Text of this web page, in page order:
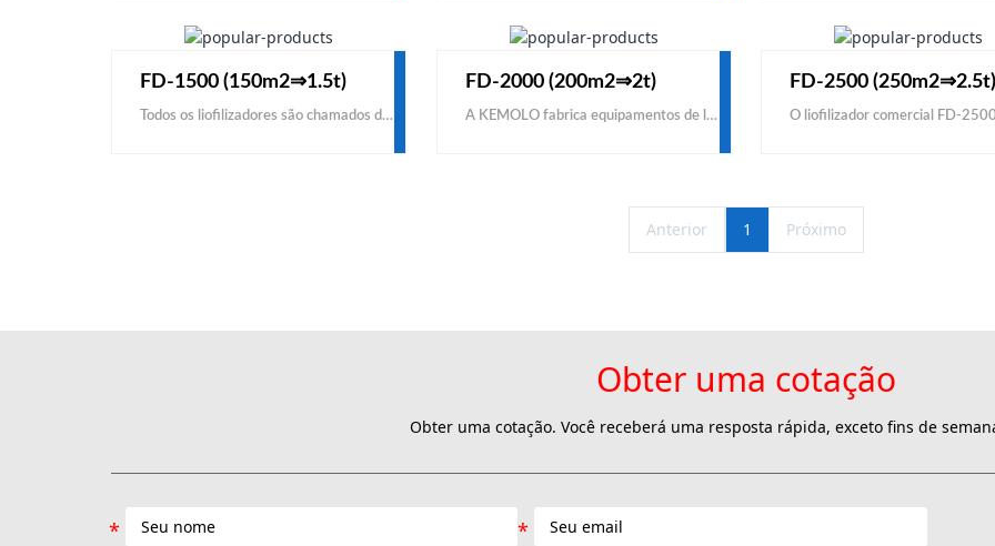
FD-1500 (150m2⇒1.5t)
Todos os liofilizadores são chamados de liofilizadores a vácuo. O vácuo é usado para esta máquina para reduzir a pressão na câmara. O liofilizador a vácuo FD-1500 pode processar 1500 kg de alimentos frescos por lote. KEMOLO oferece liofilizadores a vácuo comerciais a preços baratos para venda. Se você precisa comprar um liofilizador a vácuo industrial com baixo custo, KEMOLO seria uma das melhores opções de todos os fabricantes.
FD-2000 (200m2⇒2t)
A KEMOLO fabrica equipamentos de liofilização a vácuo de alta qualidade para processamento de liofilização industrial de alimentos. Se você deseja comprar equipamento de liofilização a preço barato para uso comercial ou para venda aos seus clientes de fabricantes e fornecedores da China, entre em contato conosco para comprar com um preço de fábrica de baixo custo.
FD-2500 (250m2⇒2.5t)
Anterior 1 Próximo
Obter uma cotação
Obter uma cotação. Você receberá uma resposta rápida, exceto fins de